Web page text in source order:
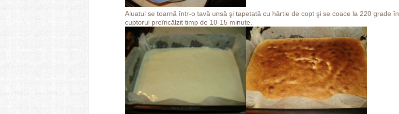
Aluatul se toarnă într-o tavă unsă şi tapetată cu hârtie de copt şi se coace la 220 grade în
cuptorul preîncălzit timp de 10-15 minute.